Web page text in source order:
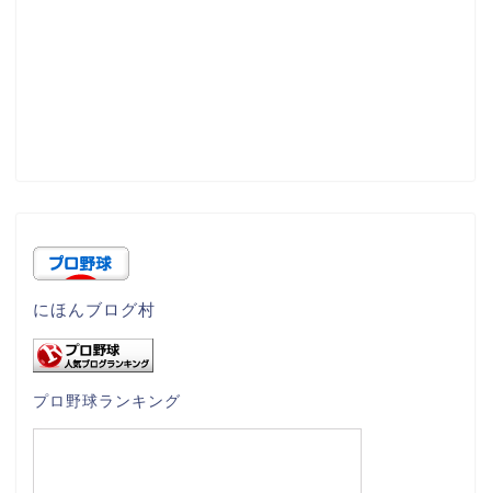
にほんブログ村
プロ野球ランキング